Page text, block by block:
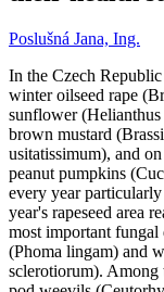
Poslušná Jana, Ing.
In the Czech
winter oilseed rape
sunflower
brown mustard
usitatissimum), and
peanut pumpkins
every year
year's rapeseed area
most important fungal
(Phoma lingam) and
sclerotiorum). Among